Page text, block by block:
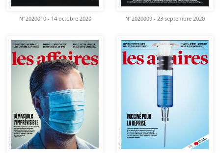
N°2020010 - 14 octobre 2020 N°2020009 - 23 septembre 2020